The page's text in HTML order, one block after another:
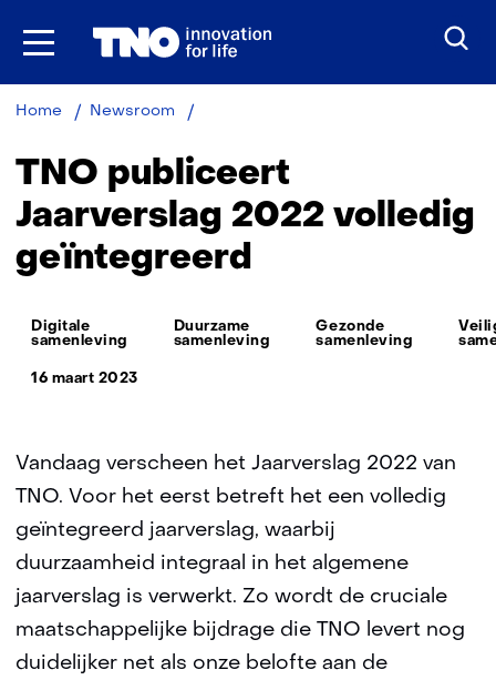
Ga
Home Newsroom
Jaarverslag
2022
volledig
geïntegreerd
TNO publiceert
Jaarverslag 2022 volledig
geïntegreerd
Thema:
Digitale
samenleving
Duurzame
samenleving
Gezonde
samenleving
16 maart 2023
Vandaag verscheen het Jaarverslag 2022 van
TNO. Voor het eerst betreft het een volledig
geïntegreerd jaarverslag, waarbij
duurzaamheid integraal in het algemene
jaarverslag is verwerkt. Zo wordt de cruciale
maatschappelijke bijdrage die TNO levert nog
duidelijker net als onze belofte aan de